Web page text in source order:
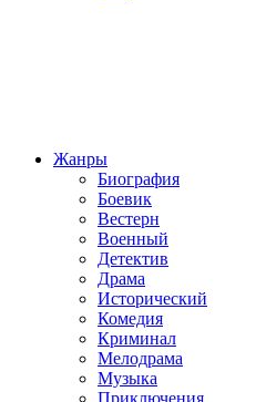
Жанры
Биография
Боевик
Вестерн
Военный
Детектив
Драма
Исторический
Комедия
Криминал
Мелодрама
Музыка